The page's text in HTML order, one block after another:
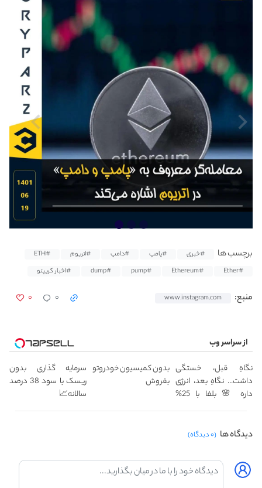
برچسب ها #خبری #پامپ #دامپ #اتریوم
#ETH
#Ether
#Ethereum
#pump
#dump #اخبار کریپتو
منبع: www.instagram.com ۰ ۰
از سراسر وب
نگاهِ قبل، خستگی
داشت... نگاهِ بعد، انرژی
داره 🌸 بلفا با 25%
تخفیف
بدون کمیسیون خودروتو
بفروش
سرمایه گذاری بدون
ریسک با سود 38 درصد
سالانه📈
دیدگاه ها (۰ دیدگاه)